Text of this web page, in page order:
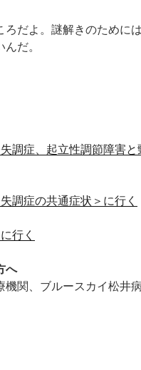
だよ。謎解きのために
だ。
調症、起立性調節障害
調症の共通症状＞に行く
行く
へ
関、ブルースカイ松井